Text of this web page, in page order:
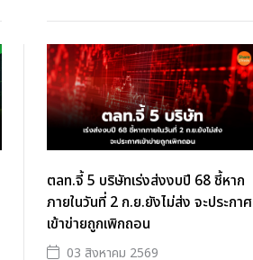
ตลท.จี้ 5 บริษัทเร่งส่งงบปี 68 ชี้หาก
ภายในวันที่ 2 ก.ย.ยังไม่ส่ง จะประกาศ
เข้าข่ายถูกเพิกถอน
03 สิงหาคม 2569